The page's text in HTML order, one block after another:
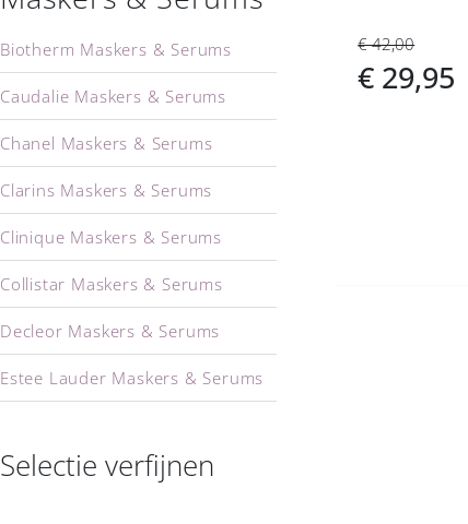
€ 42,00
€ 29,95
Biotherm Maskers & Serums
Caudalie Maskers & Serums
Chanel Maskers & Serums
Clarins Maskers & Serums
Clinique Maskers & Serums
Collistar Maskers & Serums
Decleor Maskers & Serums
Estee Lauder Maskers & Serums
Lancaster Maskers & Serums
Selectie verfijnen